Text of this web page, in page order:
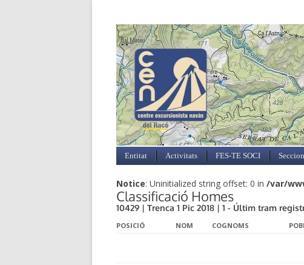
Entitat Activitats FES-TE SOCI
Notice: Uninitialized string offset: 0 in /var/
Classificació Homes
10429 | Trenca 1 Pic 2018 | 1 - Últim tram
POSICIÓ NOM COGNOMS